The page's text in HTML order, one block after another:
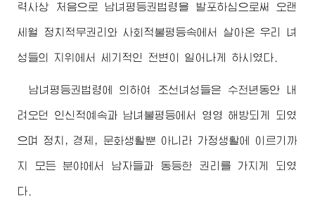
력사상 처음으로 남녀평등권법령을 발포하심으로써 오랜
세월 정치적무권리와 사회적불평등속에서 살아온 우리 녀
성들의 지위에서 세기적인 전변이 일어나게 하시였다.
남녀평등권법령에 의하여 조선녀성들은 수천년동안 내
려오던 인신적예속과 남녀불평등에서 영영 해방되게 되였
으며 정치, 경제, 문화생활뿐 아니라 가정생활에 이르기까
지 모든 분야에서 남자들과 동등한 권리를 가지게 되였
다.